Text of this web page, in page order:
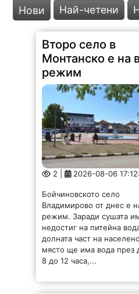
Нови Най-четени
Второ село в
Монтанско е на
режим
2 | 2026-08-06
Бойчиновското село
Владимирово от днес е на
режим. Заради сушата
недостиг на питейна
долната част на
място ще има вода през
8 до 12 часа,...